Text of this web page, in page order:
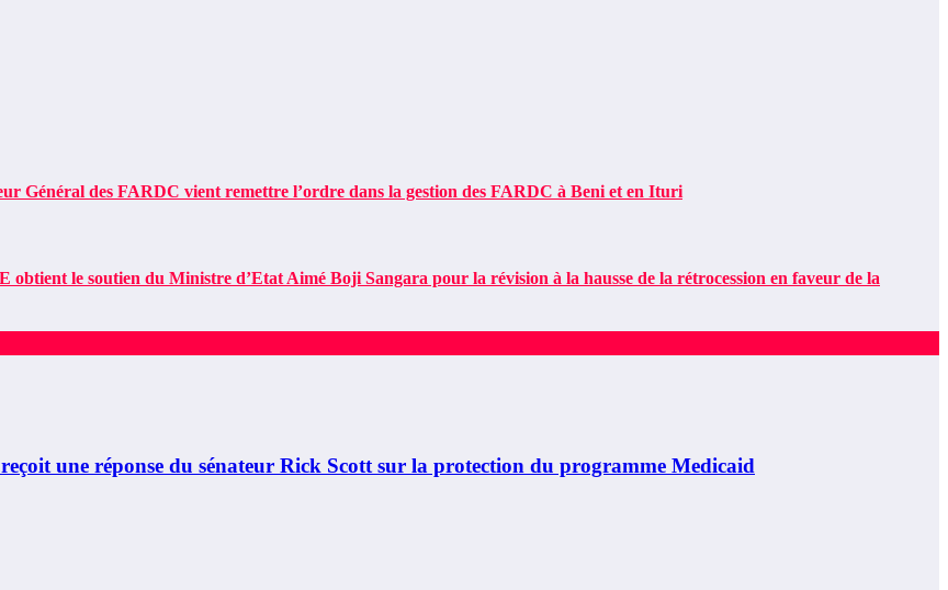
Général des FARDC vient remettre l’ordre dans la gestion des FARDC à Beni et en Ituri
le soutien du Ministre d’Etat Aimé Boji Sangara pour la révision à la hausse de la rétrocession en faveur de la
une réponse du sénateur Rick Scott sur la protection du programme Medicaid